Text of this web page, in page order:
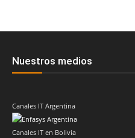
Nuestros medios
Canales IT Argentina
Canales IT en Bolivia